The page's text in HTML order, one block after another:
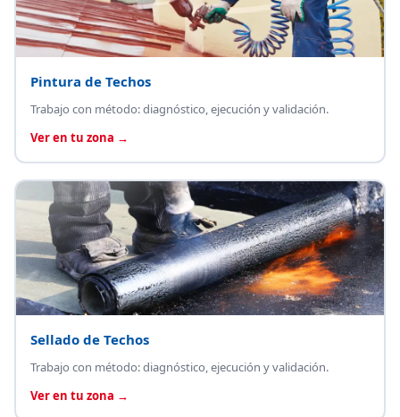
Pintura de Techos
Trabajo con método: diagnóstico, ejecución y validación.
Ver en tu zona →
Sellado de Techos
Trabajo con método: diagnóstico, ejecución y validación.
Ver en tu zona →